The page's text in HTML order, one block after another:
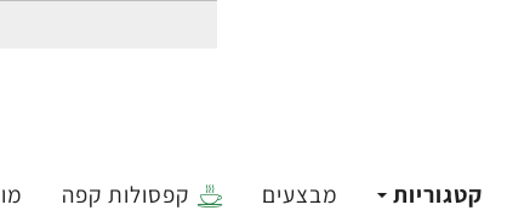
קטגוריות מבצעים קפסולות קפה